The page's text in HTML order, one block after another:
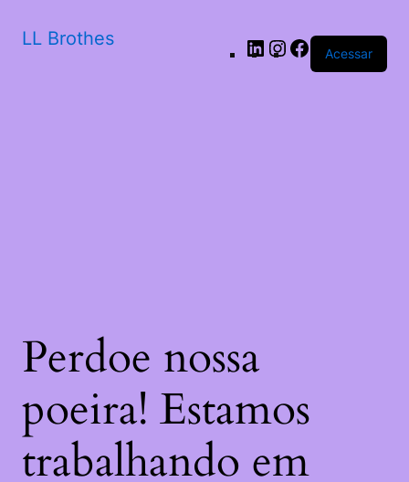
LL Brothes LinkedInInstagramFacebook
Acessar
Perdoe nossa
poeira! Estamos
trabalhando em